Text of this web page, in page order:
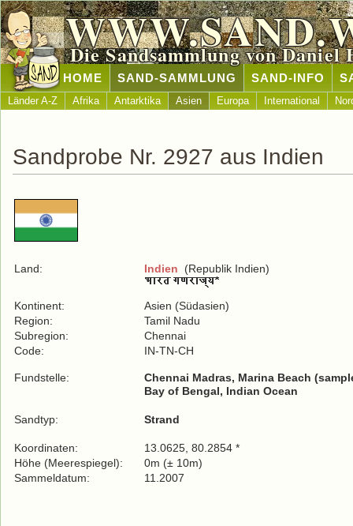
Die Sandsammlung von Daniel
HOME SAND-SAMMLUNG SAND-INFO
Länder A-Z Afrika Antarktika Asien Europa International
Sandprobe Nr. 2927 aus Indien
Land: Indien (Republik Indien)
Kontinent:
Asien (Südasien)
Region:
Tamil Nadu
Subregion:
Chennai
Code:
IN-TN-CH
Fundstelle:
Chennai Madras, Marina Beach
Bay of Bengal, Indian Ocean
Sandtyp: Strand
Koordinaten:
13.0625, 80.2854 *
Höhe (Meerespiegel):
0m (± 10m)
Sammeldatum:
11.2007